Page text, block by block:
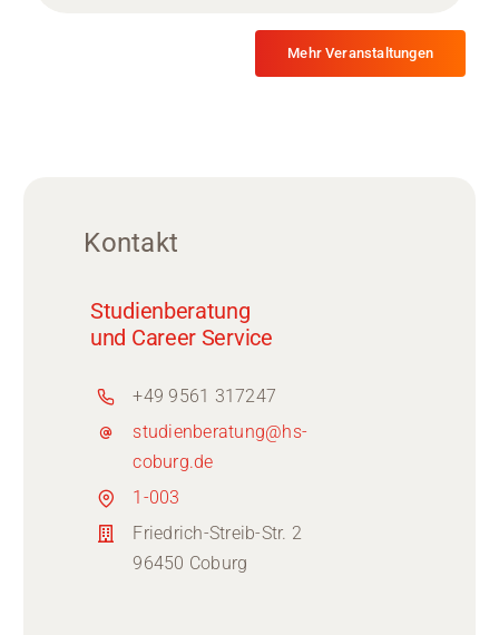
Mehr Veranstaltungen
Kontakt
Studienberatung
und Career Service
+49 9561 317247
studienberatung@hs-
coburg.de
1-003
Friedrich-Streib-Str. 2
96450 Coburg